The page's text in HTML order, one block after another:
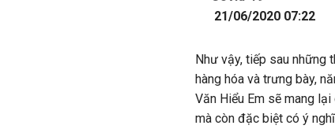
21/06/2020 07:22
Như vậy, tiếp sau những
hàng hóa và trưng bày,
Văn Hiểu Em sẽ mang
mà còn đặc biệt có ý